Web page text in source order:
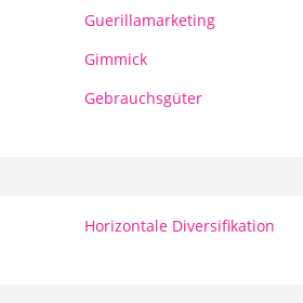
Guerillamarketing
Gimmick
Gebrauchsgüter
Horizontale Diversifikation